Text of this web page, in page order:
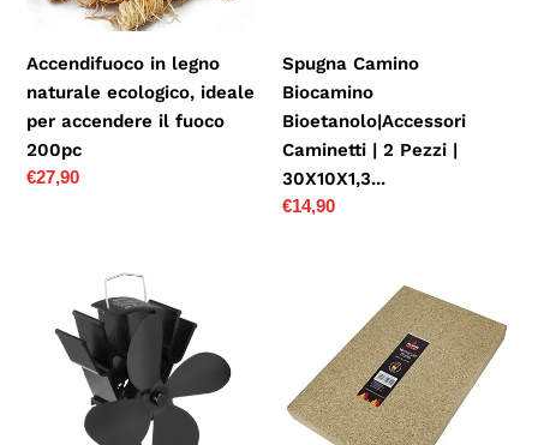
accendere
fuoco
200pc
Accendifuoco in legno
naturale ecologico, ideale
per accendere il fuoco
200pc
Prezzo
€27,90
30X10X1,3...
Spugna Camino
Biocamino
Bioetanolo|Accessori
Caminetti | 2 Pezzi |
30X10X1,3...
Prezzo
€14,90
Ventilatore
camini
333323
Pannello
in
Vermiculite,